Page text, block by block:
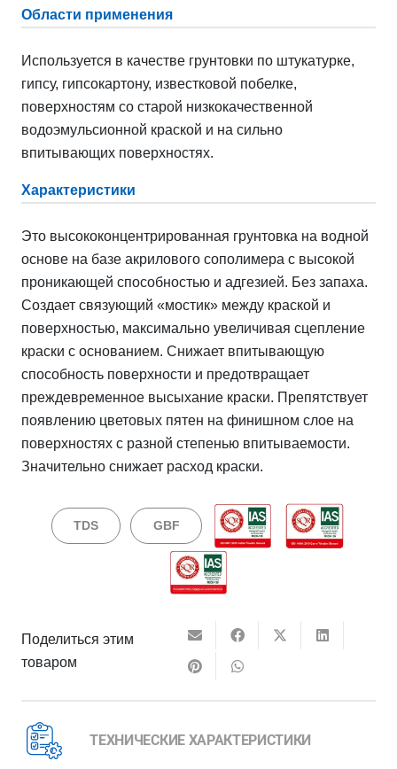
Области применения
Используется в качестве грунтовки по штукатурке,
гипсу, гипсокартону, известковой побелке,
поверхностям со старой низкокачественной
водоэмульсионной краской и на сильно
впитывающих поверхностях.
Характеристики
Это высококонцентрированная грунтовка на водной
основе на базе акрилового сополимера с высокой
проникающей способностью и адгезией. Без запаха.
Создает связующий «мостик» между краской и
поверхностью, максимально увеличивая сцепление
краски с основанием. Снижает впитывающую
способность поверхности и предотвращает
преждевременное высыхание краски. Препятствует
появлению цветовых пятен на финишном слое на
поверхностях с разной степенью впитываемости.
Значительно снижает расход краски.
TDS GBF
Поделиться этим
товаром
ТЕХНИЧЕСКИЕ ХАРАКТЕРИСТИКИ